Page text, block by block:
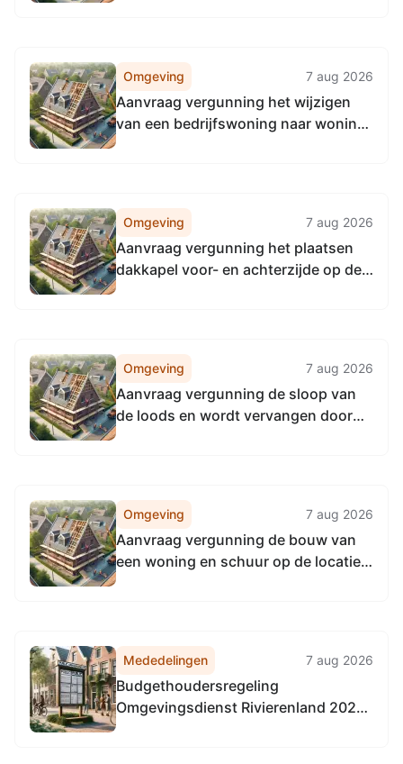
de omgeving van Gameren
Omgeving 7 aug 2026
Aanvraag vergunning het wijzigen
van een bedrijfswoning naar woning
Omgeving 7 aug 2026
Aanvraag vergunning het plaatsen
dakkapel voor- en achterzijde op de
Omgeving 7 aug 2026
Aanvraag vergunning de sloop van
de loods en wordt vervangen door
Omgeving 7 aug 2026
Aanvraag vergunning de bouw van
een woning en schuur op de locatie
Mededelingen 7 aug 2026
Budgethoudersregeling
Omgevingsdienst Rivierenland 2026